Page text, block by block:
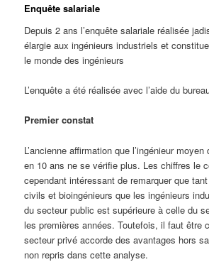
Enquête salariale
Depuis 2 ans l’enquête salariale réalisée
élargie aux ingénieurs industriels et
le monde des ingénieurs
L’enquête a été réalisée avec l’aide du
Premier constat
L’ancienne affirmation que l’ingénieur
en 10 ans ne se vérifie plus. Les chiffres le
cependant intéressant de remarquer que
civils et bioingénieurs que les ingénieurs
du secteur public est supérieure à celle du
les premières années. Toutefois, il faut être
secteur privé accorde des avantages hors
non repris dans cette analyse.